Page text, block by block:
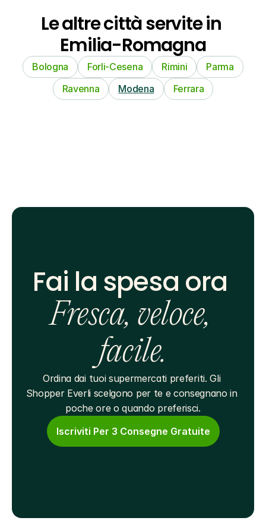
Le altre città servite in
Emilia-Romagna
Bologna Forli-Cesena Rimini
Parma
Ravenna
Modena Ferrara
Fai la spesa ora
Fresca, veloce,
facile.
Ordina dai tuoi supermercati preferiti. Gli
Shopper Everli scelgono per te e consegnano in
poche ore o quando preferisci.
Iscriviti Per 3 Consegne Gratuite